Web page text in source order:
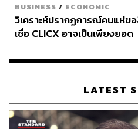
BUSINESS / ECONOMIC
วิเคราะห์ปรากฏการณ์คนแห่ข
เชื่อ CLICX อาจเป็นเพียงยอด
เรือนไทยที่ถูกซุกไว้
LATEST